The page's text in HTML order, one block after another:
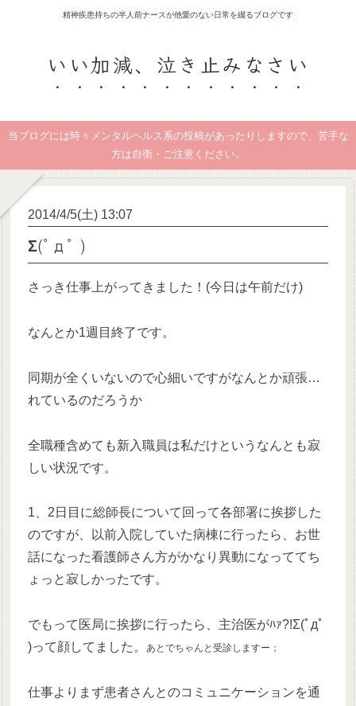
精神疾患持ちの半人前ナースが他愛のない日常を綴るブログです
いい加減、泣き止みなさい
当ブログには時々メンタルヘルス系の投稿があったりしますので、苦手な
方は自衛・ご注意ください。
2014/4/5(土) 13:07
Σ(ﾟдﾟ )
さっき仕事上がってきました！(今日は午前だけ)
なんとか1週目終了です。
同期が全くいないので心細いですがなんとか頑張…
れているのだろうか
全職種含めても新入職員は私だけというなんとも寂
しい状況です。
1、2日目に総師長について回って各部署に挨拶した
のですが、以前入院していた病棟に行ったら、お世
話になった看護師さん方がかなり異動になっててち
ょっと寂しかったです。
でもって医局に挨拶に行ったら、主治医がﾊｧ?!Σ(ﾟдﾟ
)って顔してました。
あとでちゃんと受診しますー；
仕事よりまず患者さんとのコミュニケーションを通